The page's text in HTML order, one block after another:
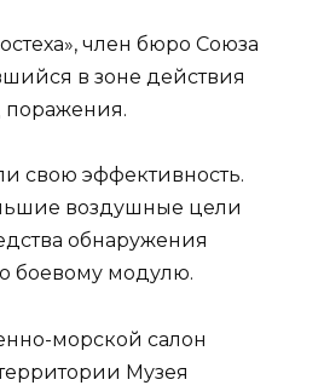
член бюро Союза
в зоне действия
поражения.
свою эффективность.
воздушные цели
обнаружения
боевому модулю.
морской салон
Музея